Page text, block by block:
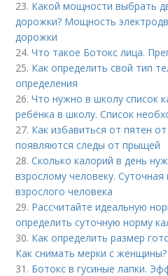
23. Какой мощности выбрать
дорожки? Мощность
дорожки
24.Что такое Ботокс лица.
25. Как определить свой тип
определения
26.Что нужно в школу список
ребёнка в школу. Список
27. Как избавиться от пятен
появляются следы от прыщей
28.Сколько калорий в день
взрослому человеку.
взрослого человека
29. Рассчитайте идеальную
определить суточную норму
30. Как определить размер
Как снимать мерки с женщины?
31. Ботокс в гусиные лапки.